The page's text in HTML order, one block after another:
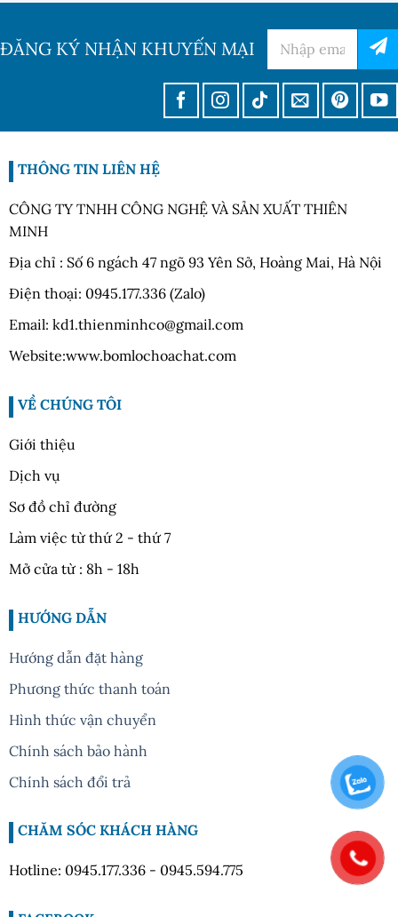
ĐĂNG KÝ NHẬN KHUYẾN MẠI
THÔNG TIN LIÊN HỆ
CÔNG TY TNHH CÔNG NGHỆ VÀ SẢN XUẤT THIÊN
MINH
Địa chỉ : Số 6 ngách 47 ngõ 93 Yên Sở, Hoàng Mai, Hà Nội
Điện thoại: 0945.177.336 (Zalo)
Email: kd1.thienminhco@gmail.com
Website:www.bomlochoachat.com
VỀ CHÚNG TÔI
Giới thiệu
Dịch vụ
Sơ đồ chỉ đường
Làm việc từ thứ 2 - thứ 7
Mở cửa từ : 8h - 18h
HƯỚNG DẪN
Hướng dẫn đặt hàng
Phương thức thanh toán
Hình thức vận chuyển
Chính sách bảo hành
Chính sách đổi trả
CHĂM SÓC KHÁCH HÀNG
Hotline: 0945.177.336 - 0945.594.775